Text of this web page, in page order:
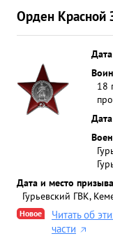
Орден Красной
18
Дата и место призыва
Гурьевский ГВК,
Новое
Читать об
части